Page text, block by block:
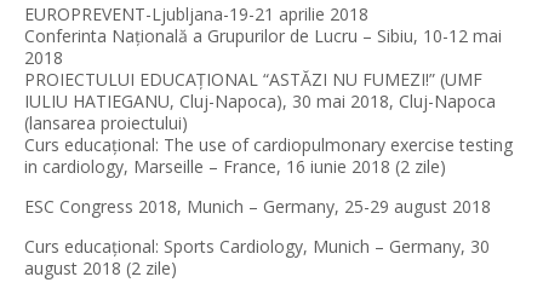
EUROPREVENT-Ljubljana-19-21 aprilie 2018
Conferinta Naţională a Grupurilor de Lucru – Sibiu, 10-12 mai
2018
PROIECTULUI EDUCAȚIONAL “ASTĂZI NU FUMEZI!” (UMF
IULIU HATIEGANU, Cluj-Napoca), 30 mai 2018, Cluj-Napoca
(lansarea proiectului)
Curs educaţional: The use of cardiopulmonary exercise testing
in cardiology, Marseille – France, 16 iunie 2018 (2 zile)
ESC Congress 2018, Munich – Germany, 25-29 august 2018
Curs educaţional: Sports Cardiology, Munich – Germany, 30
august 2018 (2 zile)